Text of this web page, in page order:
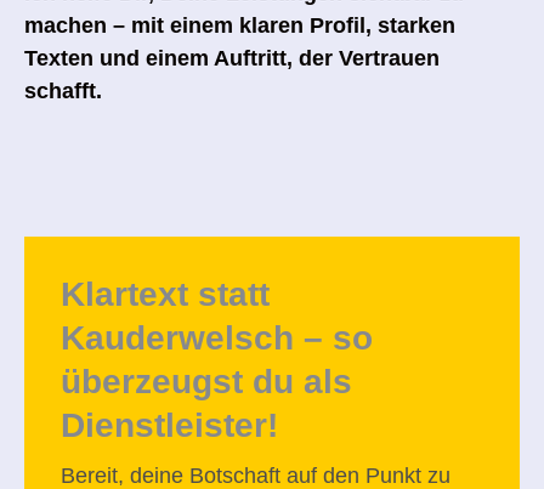
machen – mit einem klaren Profil, starken
Texten und einem Auftritt, der Vertrauen
schafft.
Klartext statt
Kauderwelsch – so
überzeugst du als
Dienstleister!
Bereit, deine Botschaft auf den Punkt zu